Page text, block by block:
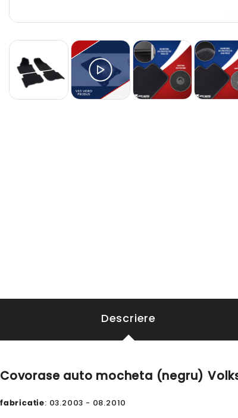
Descriere
Covorase auto mocheta (negru)
fabricatie: 03.2003 - 08.2010